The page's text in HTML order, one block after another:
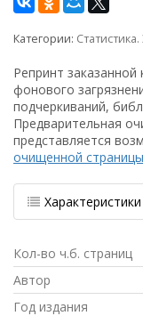
Категории:
Репринт
фонового
подчеркиваний,
Предварительная
представляется
очищенной
Характеристики
Кол-во ч.б. страниц
Автор
Год издания